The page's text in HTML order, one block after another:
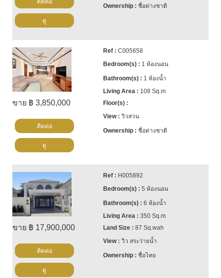
ชื่อต่างชาติ
ติดต่อ
ดู
ขาย ฿ 3,850,000
C005658
1 ห้องนอน
1 ห้องน้ำ
108 Sq.m
วิวสวน
ชื่อต่างชาติ
ติดต่อ
ดู
ขาย ฿ 17,900,000
H005892
5 ห้องนอน
6 ห้องน้ำ
350 Sq.m
87 Sq.wah
วิว สระว่ายน้ำ
ชื่อไทย
ติดต่อ
ดู